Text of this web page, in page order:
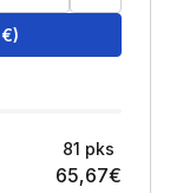
€)
81 pks
65,67€